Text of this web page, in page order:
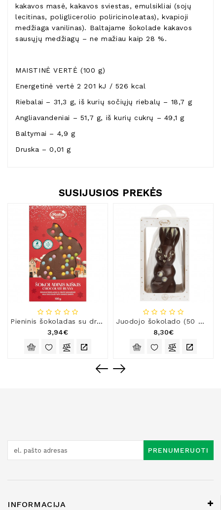
kakavos masė, kakavos sviestas, emulsikliai (sojų
lecitinas, poliglicerolio poliricinoleatas), kvapioji
medžiaga vanilinas). Baltajame šokolade kakavos
sausųjų medžiagų – ne mažiau kaip 28 %.
MAISTINĖ VERTĖ (100 g)
Energetinė vertė 2 201 kJ / 526 kcal
Riebalai – 31,3 g, iš kurių sočiųjų riebalų – 18,7 g
Angliavandeniai – 51,7 g, iš kurių cukrų – 49,1 g
Baltymai – 4,9 g
Druska – 0,01 g
SUSIJUSIOS PREKĖS
Pieninis šokoladas su dražė „Šokoladinis kiškis“
3,94€
Juodojo šokolado (50 %) figūra „Kiškis“
8,30€
PRENUMERUOTI
INFORMACIJA